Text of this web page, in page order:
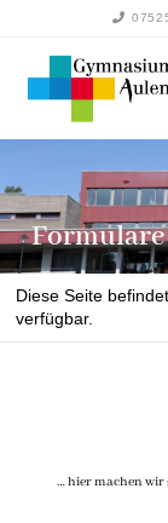
Formulare
Diese Seite
verfügbar.
… hier machen wir